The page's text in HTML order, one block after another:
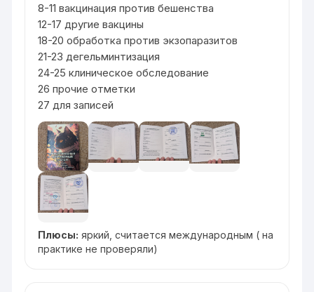
8-11 вакцинация против бешенства
12-17 другие вакцины
18-20 обработка против экзопаразитов
21-23 дегельминтизация
24-25 клиническое обследование
26 прочие отметки
27 для записей
Плюсы: яркий, считается международным ( на
практике не проверяли)